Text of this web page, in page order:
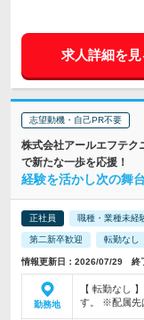
求人詳細を見
志望動機・自己PR不要
株式会社アールエフテク
で新たな一歩を応援！
経験を活かし次の舞
正社員 職種・業種未経
第二新卒歓迎 転勤なし
情報更新日：2026/07/29 終
勤務地
【 転勤なし
す。 ※配属先